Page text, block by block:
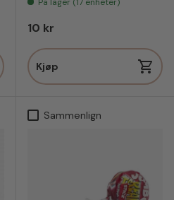
Vanlig pris
10 kr
Kjøp
Sammenlign